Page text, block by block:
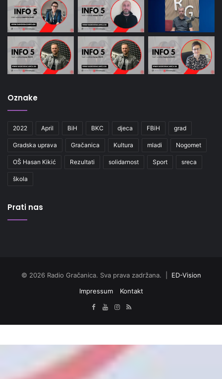
Oznake
2022 April BiH BKC djeca FBiH grad
Gradska uprava Gračanica Kultura mladi Nogomet
OŠ Hasan Kikić Rezultati solidarnost Sport sreca
škola
Prati nas
© 2026 Radio Gračanica. Sva prava zadržana. | ED-Vision
Impressum
Kontakt